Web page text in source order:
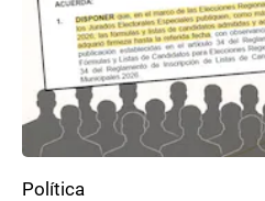
Política